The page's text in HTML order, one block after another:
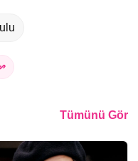
Tümünü Gör